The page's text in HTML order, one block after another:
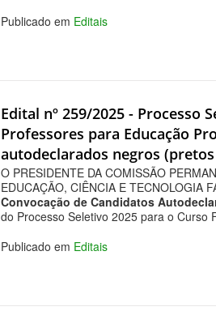
Publicado em Editais
Edital nº 259/2025 - Processo
Professores para Educação
autodeclarados negros
O PRESIDENTE DA COMISSÃO
EDUCAÇÃO, CIÊNCIA E TECNOLOGIA
Convocação de Candidatos
do Processo Seletivo 2025 para o Curso
Publicado em Editais